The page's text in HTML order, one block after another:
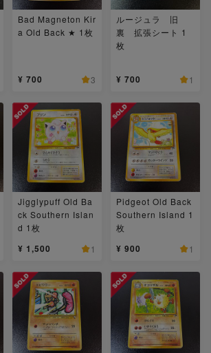
Bad Magneton Kir
a Old Back ★ 1枚
¥ 700 3
ルージュラ 旧
裏 拡張シート 1
枚
¥ 700 1
Jigglypuff Old Ba
ck Southern Islan
d 1枚
¥ 1,500 1
Pidgeot Old Back
Southern Island 1
枚
¥ 900 1